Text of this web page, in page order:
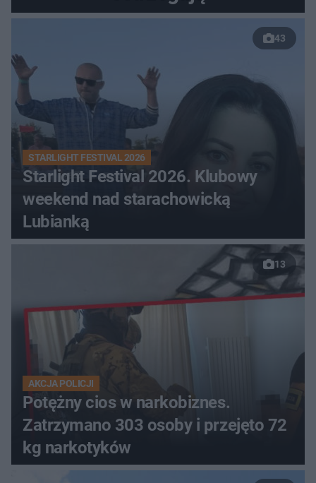
43
STARLIGHT FESTIVAL 2026
Starlight Festival 2026. Klubowy
weekend nad starachowicką
Lubianką
13
AKCJA POLICJI
Potężny cios w narkobiznes.
Zatrzymano 303 osoby i przejęto 72
kg narkotyków